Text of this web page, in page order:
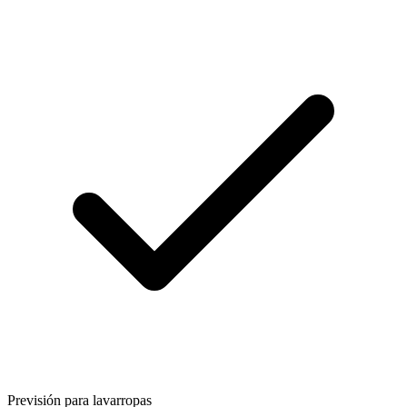
Previsión para lavarropas